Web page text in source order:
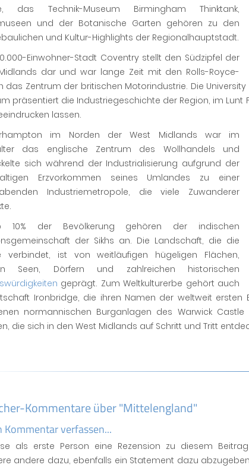
das Technik-Museum Birmingham Thinktank,
und der Botanische Garten gehören zu den
und Kultur-Highlights der Regionalhauptstadt.
Einwohner-Stadt Coventry stellt den Südzipfel der
dar und war lange Zeit mit den Rolls-Royce-
das Zentrum der britischen Motorindustrie. Die
präsentiert die Industriegeschichte der Region, im
lassen.
im Norden der West Midlands war im
das englische Zentrum des Wollhandels und
sich während der Industrialisierung aufgrund der
Erzvorkommen seines Umlandes zu einer
Industriemetropole, die viele Zuwanderer
10% der Bevölkerung gehören der indischen
der Sikhs an. Die Landschaft, die die
verbindet, ist von weitläufigen hügeligen Flächen,
Seen, Dörfern und zahlreichen historischen
geprägt. Zum Weltkulturerbe gehört auch
Ironbridge, die ihren Namen der weltweit ersten
normannischen Burganlagen des Warwick
die sich in den West Midlands auf Schritt und Tritt
Kommentare über "Mittelengland"
Kommentar verfassen...
als erste Person eine Rezension zu diesem
andere dazu, ebenfalls ein Statement dazu